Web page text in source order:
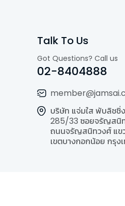
Talk To Us
Got Questions? Call us
02-8404888
บริษัท แจ่มใส พับลิชชิ่
285/33 ซอยจรัญสนิท
ถนนจรัญสนิทวงศ์ แข
เขตบางกอกน้อย กรุง